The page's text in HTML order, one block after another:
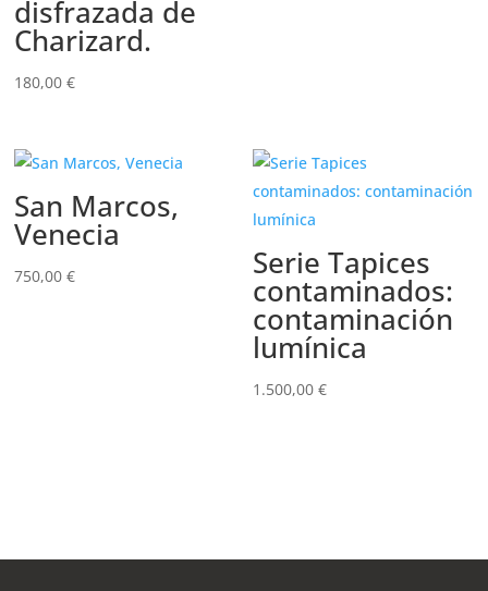
disfrazada de
Charizard.
180,00€
San Marcos,
Venecia
750,00€ Serie Tapices
contaminados:
contaminación
lumínica
1.500,00€